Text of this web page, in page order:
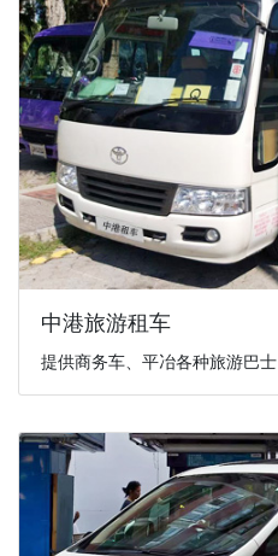
中港旅游租车
提供商务车、平冶各种旅游巴